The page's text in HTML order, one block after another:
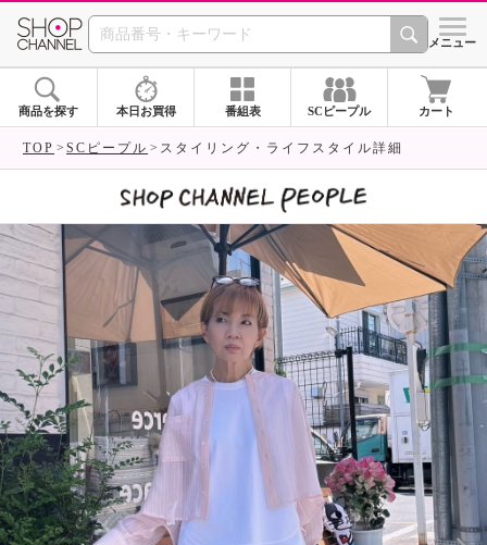
SHOP CHANNEL シメニュー
商品を探す 本日お買得 番組表 SCピープル カート
TOP SCピープル スタイリング・ライフスタイル詳細